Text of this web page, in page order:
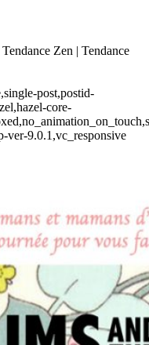
Zen | Tendance
post,postid-
core-
ver-9.0.1,vc_responsive